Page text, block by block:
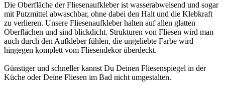
Die Oberfläche der Fliesenaufkleber ist wasserabweisend und sogar
mit Putzmittel abwaschbar, ohne dabei den Halt und die Klebkraft
zu verlieren. Unsere Fliesenaufkleber halten auf allen glatten
Oberflächen und sind blickdicht. Strukturen von Fliesen wird man
auch durch den Aufkleber fühlen, die ungeliebte Farbe wird
hingegen komplett vom Fliesendekor überdeckt.
Günstiger und schneller kannst Du Deinen Fliesenspiegel in der
Küche oder Deine Fliesen im Bad nicht umgestalten.